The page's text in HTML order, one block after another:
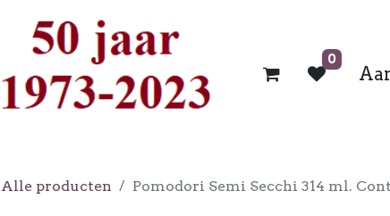
0
Alle producten Pomodori Semi Secchi 314 ml.